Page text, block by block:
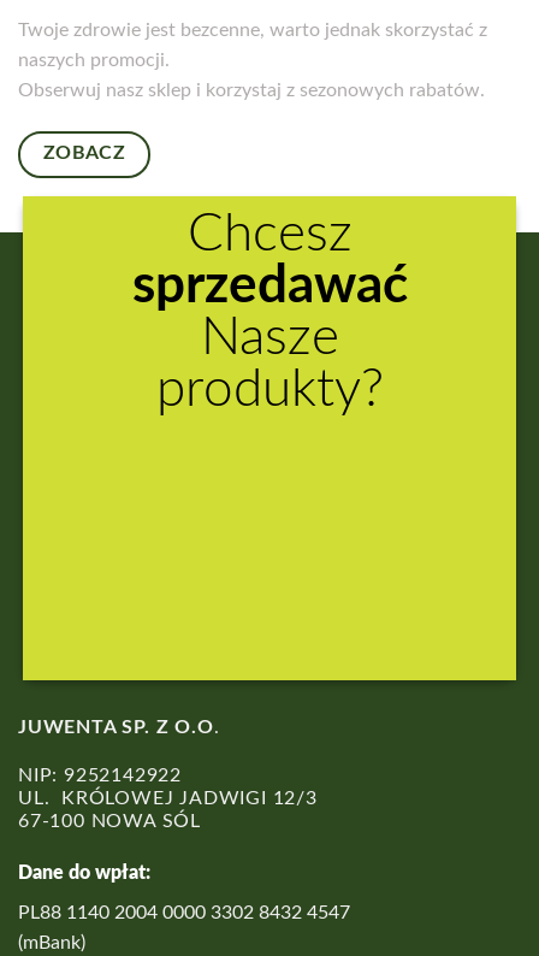
Twoje zdrowie jest bezcenne, warto jednak skorzystać z
naszych promocji.
Obserwuj nasz sklep i korzystaj z sezonowych rabatów.
ZOBACZ
Chcesz
sprzedawać
Nasze
produkty?
JUWENTA SP. Z O.O.
NIP: 9252142922
UL. KRÓLOWEJ JADWIGI 12/3
67-100 NOWA SÓL
Dane do wpłat:
PL88 1140 2004 0000 3302 8432 4547
(mBank)